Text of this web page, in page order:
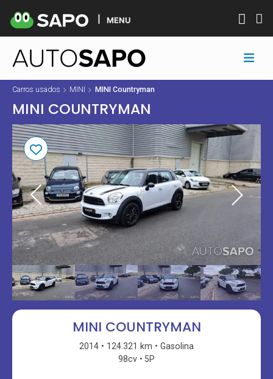
MENU
Carros usados MINI MINI Countryman
MINI COUNTRYMAN
MINI COUNTRYMAN
2014 124.321 km
Gasolina
98cv
5P